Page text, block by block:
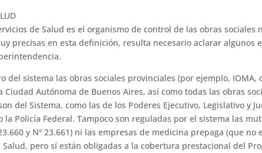
de Salud es el organismo de control de las obras sociales
precisas en esta definición, resulta necesario aclarar al­gunos
del sis­tema las obras sociales provinciales (por ejemplo, IOMA,
Ciudad Autónoma de Buenos Aires, así como todas las obras
del Sistema, como las de los Poderes Ejecutivo, Legislativo y
la Policía Federal. Tampoco son reguladas por el sis­tema las
y Nº 23.661) ni las empresas de medicina prepaga (que no
pero sí están obli­gadas a la cobertura prestacional del